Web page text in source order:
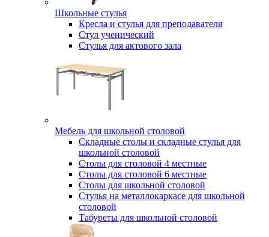
Школьные стулья
Кресла и стулья для преподавателя
Стул ученический
Стулья для актового зала
Мебель для школьной столовой
Складные столы и складные стулья для
школьной столовой
Столы для столовой 4 местные
Столы для столовой 6 местные
Столы для школьной столовой
Стулья на металлокаркасе для школьной
столовой
Табуреты для школьной столовой